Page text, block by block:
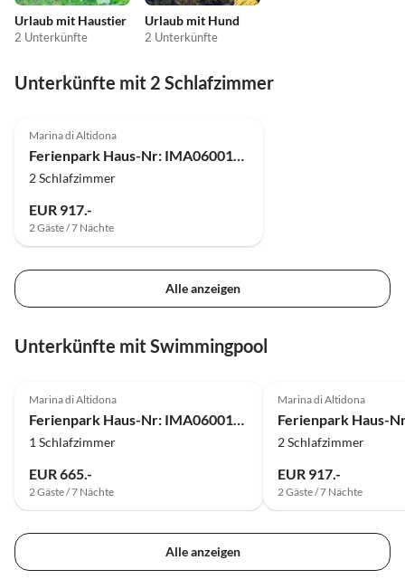
Urlaub mit Haustier
2 Unterkünfte
Urlaub mit Hund
2 Unterkünfte
Unterkünfte mit 2 Schlafzimmer
Marina di Altidona
Ferienpark Haus-Nr: IMA06001-DYB
2 Schlafzimmer
EUR 917.-
2 Gäste / 7 Nächte
Alle anzeigen
Unterkünfte mit Swimmingpool
Marina di Altidona
1 Schlafzimmer
EUR 665.-
2 Gäste / 7 Nächte
Marina di Altidona
2 Schlafzimmer
EUR 917.-
2 Gäste / 7 Nächte
Alle anzeigen